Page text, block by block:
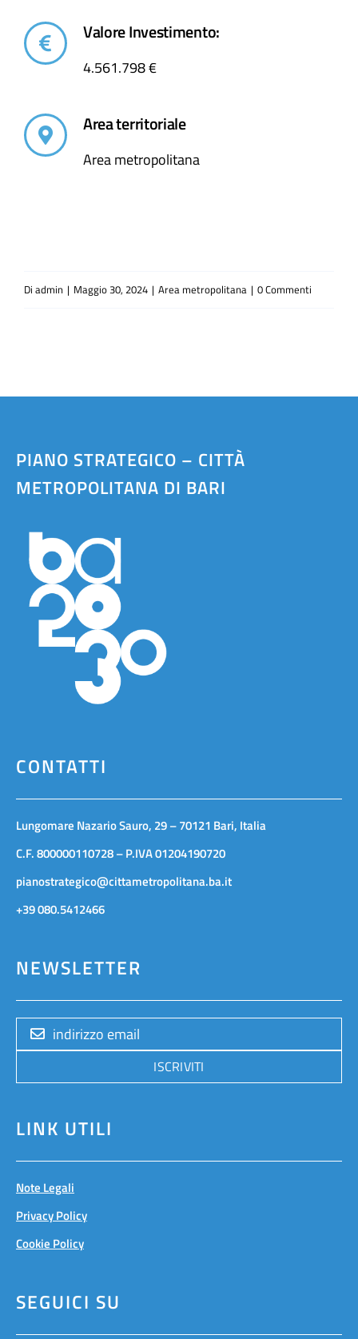
Valore Investimento:
4.561.798 €
Area territoriale
Area metropolitana
Di admin | Maggio 30, 2024 | Area metropolitana | 0 Commenti
PIANO STRATEGICO – CITTÀ
METROPOLITANA DI BARI
CONTATTI
Lungomare Nazario Sauro, 29 – 70121 Bari, Italia
C.F. 800000110728 – P.IVA 01204190720
pianostrategico@cittametropolitana.ba.it
+39 080.5412466
NEWSLETTER
ISCRIVITI
LINK UTILI
Note Legali
Privacy Policy
Cookie Policy
SEGUICI SU